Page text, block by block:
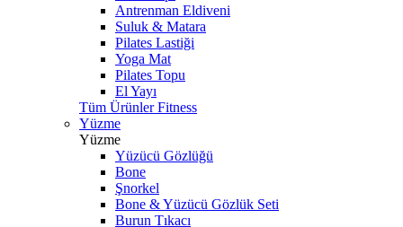
Antrenman Eldiveni
Suluk & Matara
Pilates Lastiği
Yoga Mat
Pilates Topu
El Yayı
Tüm Ürünler Fitness
Yüzme
Yüzme
Yüzücü Gözlüğü
Bone
Şnorkel
Bone & Yüzücü Gözlük Seti
Burun Tıkacı